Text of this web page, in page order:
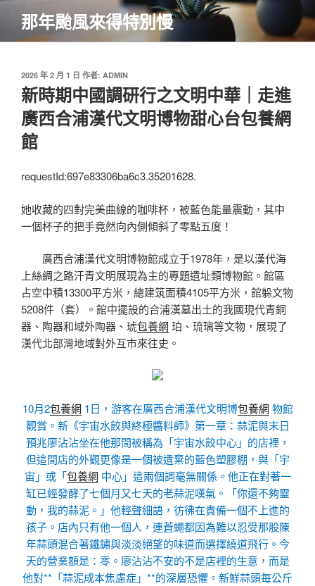
主
那年颱風來得特別慢
發
佈
於
2026 年 2 月 1 日 作者: ADMIN
新時期中國調研行之文明中華｜走進
廣西合浦漢代文明博物甜心台包養網
館
requestId:697e83306ba6c3.35201628.
她收藏的四對完美曲線的咖啡杯，被藍色能量震動，其中
一個杯子的把手竟然向內側傾斜了零點五度！
廣西合浦漢代文明博物館成立于1978年，是以漢代海
上絲綢之路汗青文明展現為主的專題遺址類博物館。館區
占空中積13300平方米，總建筑面積4105平方米，館躲文物
5208件（套）。館中擺設的合浦漢墓出土的我國現代青銅
器、陶器和域外陶器、琥包養網 珀、琉璃等文物，展現了
漢代北部灣地域對外互市來往史。
10月2包養網 1日，游客在廣西合浦漢代文明博包養網 物館
觀賞。新《宇宙水餃與終極醬料師》第一章：蒜泥與末日
預兆廖沾沾坐在他那間被稱為「宇宙水餃中心」的店裡，
但這間店的外觀更像是一個被遺棄的藍色塑膠棚，與「宇
宙」或「包養網 中心」這兩個詞毫無關係。他正在對著一
缸已經發酵了七個月又七天的老蒜泥嘆氣。「你還不夠靈
動，我的蒜泥。」他輕聲細語，彷彿在責備一個不上進的
孩子。店內只有他一個人，連蒼蠅都因為難以忍受那股陳
年蒜頭混合著鐵鏽與淡淡絕望的味道而選擇繞道飛行。今
天的營業額是：零。廖沾沾不安的不是店裡的生意，而是
他對**「蒜泥成本焦慮症」**的深層恐懼。新鮮蒜頭每公斤